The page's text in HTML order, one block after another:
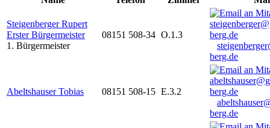
Steigenberger Rupert
Erster Bürgermeister
1. Bürgermeister
08151 508-34 O.1.3
berg.de
Abeltshauser Tobias 08151 508-15 E.3.2
berg.de